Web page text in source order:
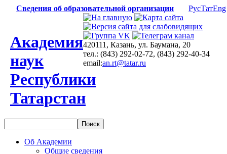
Сведения об образовательной организации РусТатEng
Академия
наук
Республики
Татарстан
420111, Казань, ул. Баумана, 20
тел.: (843) 292-02-72, (843) 292-40-34
email:an.rt@tatar.ru
Об Академии
Общие сведения